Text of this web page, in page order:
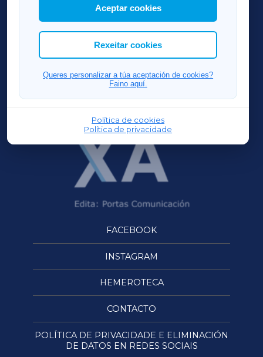
Así mesmo, podes personalizar a elección das
cookies que desexas permitir.
Aceptar cookies
Rexeitar cookies
Queres personalizar a túa aceptación de cookies?
Faino aquí.
Política de cookies
Política de privacidade
RIBEIRASACRAXA
ACORUÑAXA
FERROLXA
OURENSEXA
FACEBOOK
INSTAGRAM
HEMEROTECA
CONTACTO
POLÍTICA DE PRIVACIDADE E ELIMINACIÓN
DE DATOS EN REDES SOCIAIS